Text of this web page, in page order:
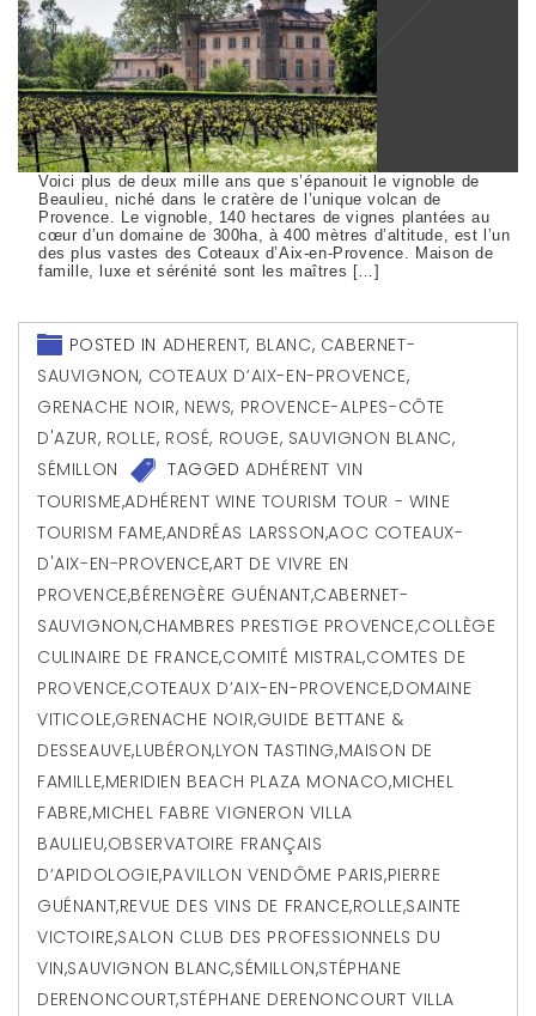
Voici plus de deux mille ans que s’épanouit le vignoble de
Beaulieu, niché dans le cratère de l’unique volcan de
Provence. Le vignoble, 140 hectares de vignes plantées au
cœur d’un domaine de 300ha, à 400 mètres d’altitude, est l’un
des plus vastes des Coteaux d’Aix-en-Provence. Maison de
famille, luxe et sérénité sont les maîtres […]
POSTED IN ADHERENT, BLANC, CABERNET-
SAUVIGNON, COTEAUX D’AIX-EN-PROVENCE,
GRENACHE NOIR, NEWS, PROVENCE-ALPES-CÔTE
D'AZUR, ROLLE, ROSÉ, ROUGE, SAUVIGNON BLANC,
SÉMILLON
TAGGEDADHÉRENT VIN
TOURISME,ADHÉRENT WINE TOURISM TOUR - WINE
TOURISM FAME,ANDRÉAS LARSSON,AOC COTEAUX-
D'AIX-EN-PROVENCE,ART DE VIVRE EN
PROVENCE,BÉRENGÈRE GUÉNANT,CABERNET-
SAUVIGNON,CHAMBRES PRESTIGE PROVENCE,COLLÈGE
CULINAIRE DE FRANCE,COMITÉ MISTRAL,COMTES DE
PROVENCE,COTEAUX D’AIX-EN-PROVENCE,DOMAINE
VITICOLE,GRENACHE NOIR,GUIDE BETTANE &
DESSEAUVE,LUBÉRON,LYON TASTING,MAISON DE
FAMILLE,MERIDIEN BEACH PLAZA MONACO,MICHEL
FABRE,MICHEL FABRE VIGNERON VILLA
BAULIEU,OBSERVATOIRE FRANÇAIS
D’APIDOLOGIE,PAVILLON VENDÔME PARIS,PIERRE
GUÉNANT,REVUE DES VINS DE FRANCE,ROLLE,SAINTE
VICTOIRE,SALON CLUB DES PROFESSIONNELS DU
VIN,SAUVIGNON BLANC,SÉMILLON,STÉPHANE
DERENONCOURT,STÉPHANE DERENONCOURT VILLA